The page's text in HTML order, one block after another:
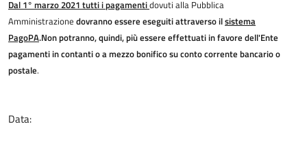
Dal 1° marzo 2021 tutti i pagamentidovuti alla Pubblica
Amministrazione dovranno essere eseguiti attraverso ilsistema
PagoPA.Non potranno, quindi, più essere effettuati in favore dell'Ente
pagamenti in contanti o a mezzo bonifico su conto corrente bancario o
postale.
Data: